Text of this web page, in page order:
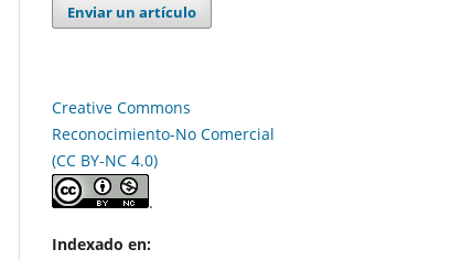
Enviar un artículo
Creative Commons
Reconocimiento-No Comercial
(CC BY-NC 4.0)
.
Indexado en: